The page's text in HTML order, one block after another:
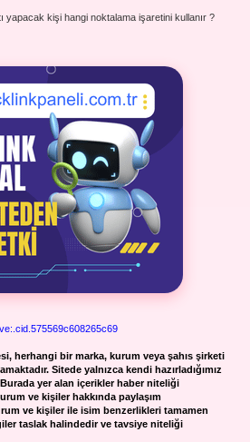
yapacak kişi hangi noktalama işaretini kullanır ?
herhangi bir marka, kurum veya şahıs şirketi
Sitede yalnızca kendi hazırladığımız
Burada yer alan içerikler haber niteliği
ve kişiler hakkında paylaşım
ve kişiler ile isim benzerlikleri tamamen
taslak halindedir ve tavsiye niteliği